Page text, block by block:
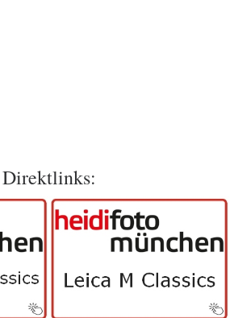
Direktlinks: